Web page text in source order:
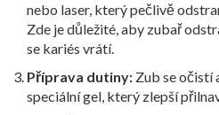
nebo laser, který pečlivě
Zde je důležité, aby zubař
se kariés vrátí.
Příprava dutiny: Zub se očistí
speciální gel, který zlepší